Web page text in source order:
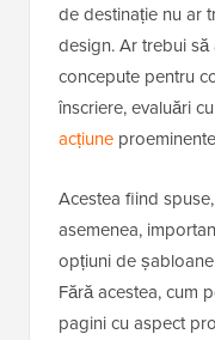
de destinație nu ar
design. Ar trebui
concepute pentru
înscriere, evaluări
acțiune
Acestea fiind
asemenea,
opțiuni de
Fără acestea, cum
pagini cu aspect